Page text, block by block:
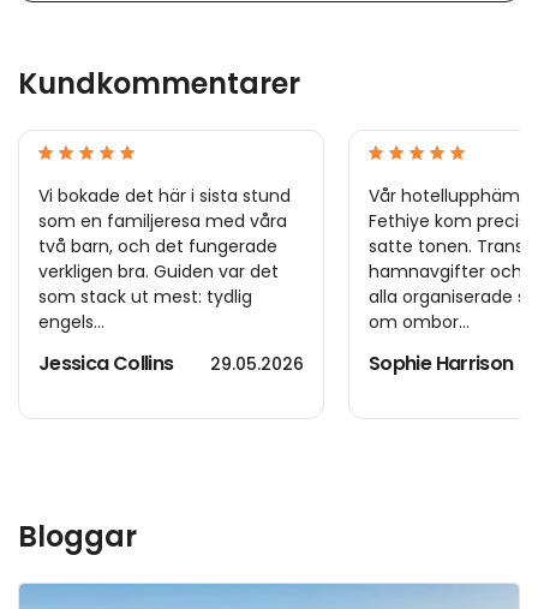
Kundkommentarer
Vi bokade det här i sista stund
som en familjeresa med våra
två barn, och det fungerade
verkligen bra. Guiden var det
som stack ut mest: tydlig
engels...
Jessica Collins 29.05.2026
Vår
Fethiye kom precis
satte tonen.
hamnavgifter och
alla organiserade
om ombor...
Sophie Harrison
Bloggar